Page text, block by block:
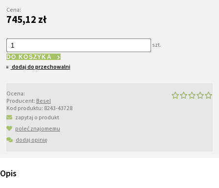
Cena:
745,12 zł
szt.
DO KOSZYKA
dodaj do przechowalni
Ocena:
Producent: Besel
Kod produktu: 8243-43728
zapytaj o produkt
poleć znajomemu
dodaj opinię
Opis